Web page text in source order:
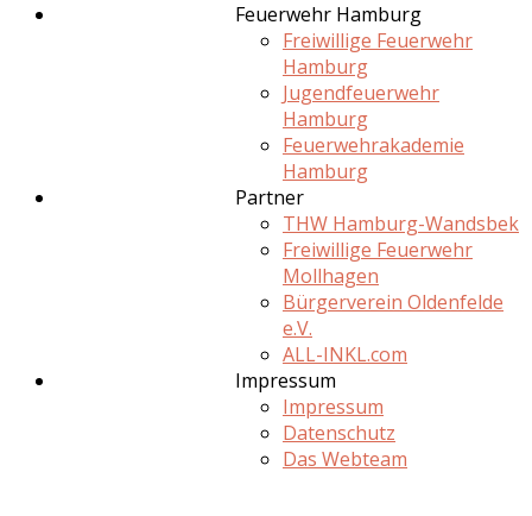
Feuerwehr Hamburg
Freiwillige Feuerwehr
Hamburg
Jugendfeuerwehr
Hamburg
Feuerwehrakademie
Hamburg
Partner
THW Hamburg-Wandsbek
Freiwillige Feuerwehr
Mollhagen
Bürgerverein Oldenfelde
e.V.
ALL-INKL.com
Impressum
Impressum
Datenschutz
Das Webteam